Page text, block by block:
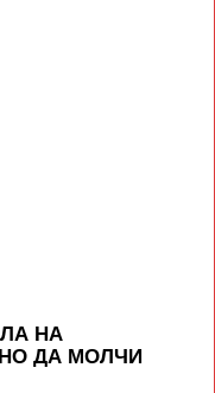
НА
ДА МОЛЧИ